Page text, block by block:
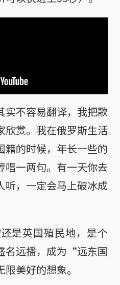
实不容易翻译，我把歌
欣赏。我在俄罗斯生活
籍的时候，年长一些的
唱一两句。有一天你去
听，一定会马上破冰成
是英国殖民地，是个
名远播，成为“远东国
美好的想象。